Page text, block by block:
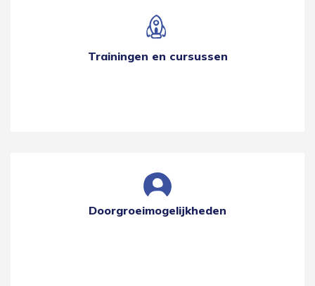
Trainingen en cursussen
Doorgroeimogelijkheden